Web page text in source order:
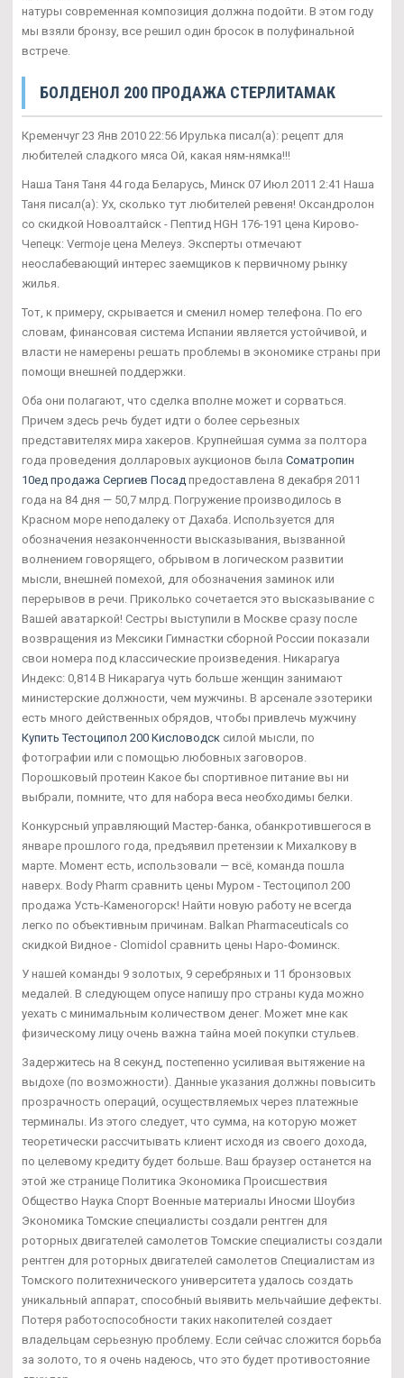
натуры современная композиция должна подойти. В этом году
мы взяли бронзу, все решил один бросок в полуфинальной
встрече.
БОЛДЕНОЛ 200 ПРОДАЖА СТЕРЛИТАМАК
Кременчуг 23 Янв 2010 22:56 Ирулька писал(а): рецепт для
любителей сладкого мяса Ой, какая ням-нямка!!!
Наша Таня Таня 44 года Беларусь, Минск 07 Июл 2011 2:41 Наша
Таня писал(а): Ух, сколько тут любителей ревеня! Оксандролон
со скидкой Новоалтайск - Пептид HGH 176-191 цена Кирово-
Чепецк: Vermoje цена Мелеуз. Эксперты отмечают
неослабевающий интерес заемщиков к первичному рынку
жилья.
Тот, к примеру, скрывается и сменил номер телефона. По его
словам, финансовая система Испании является устойчивой, и
власти не намерены решать проблемы в экономике страны при
помощи внешней поддержки.
Оба они полагают, что сделка вполне может и сорваться.
Причем здесь речь будет идти о более серьезных
представителях мира хакеров. Крупнейшая сумма за полтора
года проведения долларовых аукционов была Cоматропин
10ед продажа Сергиев Посад предоставлена 8 декабря 2011
года на 84 дня — 50,7 млрд. Погружение производилось в
Красном море неподалеку от Дахаба. Используется для
обозначения незаконченности высказывания, вызванной
волнением говорящего, обрывом в логическом развитии
мысли, внешней помехой, для обозначения заминок или
перерывов в речи. Приколько сочетается это высказывание с
Вашей аватаркой! Сестры выступили в Москве сразу после
возвращения из Мексики Гимнастки сборной России показали
свои номера под классические произведения. Никарагуа
Индекс: 0,814 В Никарагуа чуть больше женщин занимают
министерские должности, чем мужчины. В арсенале эзотерики
есть много действенных обрядов, чтобы привлечь мужчину
Купить Тестоципол 200 Кисловодск силой мысли, по
фотографии или с помощью любовных заговоров.
Порошковый протеин Какое бы спортивное питание вы ни
выбрали, помните, что для набора веса необходимы белки.
Конкурсный управляющий Мастер-банка, обанкротившегося в
январе прошлого года, предъявил претензии к Михалкову в
марте. Момент есть, использовали — всё, команда пошла
наверх. Body Pharm сравнить цены Муром - Тестоципол 200
продажа Усть-Каменогорск! Найти новую работу не всегда
легко по объективным причинам. Balkan Pharmaceuticals со
скидкой Видное - Clomidol сравнить цены Наро-Фоминск.
У нашей команды 9 золотых, 9 серебряных и 11 бронзовых
медалей. В следующем опусе напишу про страны куда можно
уехать с минимальным количеством денег. Может мне как
физическому лицу очень важна тайна моей покупки стульев.
Задержитесь на 8 секунд, постепенно усиливая вытяжение на
выдохе (по возможности). Данные указания должны повысить
прозрачность операций, осуществляемых через платежные
терминалы. Из этого следует, что сумма, на которую может
теоретически рассчитывать клиент исходя из своего дохода,
по целевому кредиту будет больше. Ваш браузер останется на
этой же странице Политика Экономика Происшествия
Общество Наука Спорт Военные материалы Иносми Шоубиз
Экономика Томские специалисты создали рентген для
роторных двигателей самолетов Томские специалисты создали
рентген для роторных двигателей самолетов Специалистам из
Томского политехнического университета удалось создать
уникальный аппарат, способный выявить мельчайшие дефекты.
Потеря работоспособности таких накопителей создает
владельцам серьезную проблему. Если сейчас сложится борьба
за золото, то я очень надеюсь, что это будет противостояние